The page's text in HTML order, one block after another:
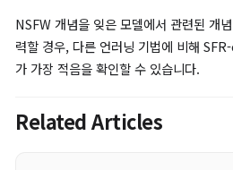
Time Efficiency)를 측정한 결과
정 결과 재학습 방식과 가장 가까운
델임을 확인할 수 있습니다.
또한 이 결과로 SFR-on의 각 요소
향도 측정할 수가 있습니다. 결과적